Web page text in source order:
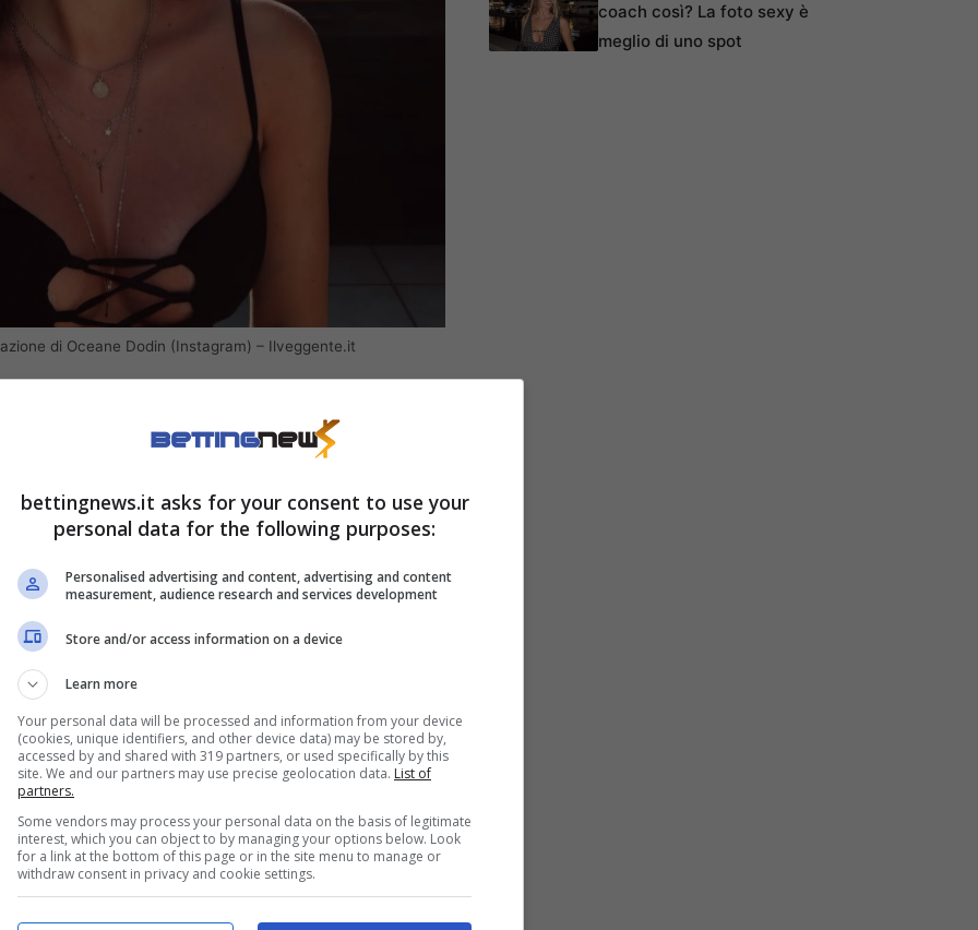
di Oceane Dodin (Instagram) – Ilveggente.it
24 ottobre, era ferma dallo scorso mese di
che da anni le provocavertigini
sintetizzando in toto la natura “invalidante”
per risolvere quest’annosa questione, la
un’altra sfida, stavolta completamente
dimastoplastica additiva. Un desiderio
ragioni sportive.
Oceane Dodin
una
da quando la Dodin ha giocato l’ultima
coach così? La foto sexy è
meglio di uno spot
bettingnews.it asks for your consent to use your
personal data for the following purposes:
Personalised advertising and content, advertising and content
measurement, audience research and services development
Store and/or access information on a device
Learn more
Your personal data will be processed and information from your device
(cookies, unique identifiers, and other device data) may be stored by,
accessed by and shared with 319 partners, or used specifically by this
site. We and our partners may use precise geolocation data. List of
partners.
Some vendors may process your personal data on the basis of legitimate
interest, which you can object to by managing your options below. Look
for a link at the bottom of this page or in the site menu to manage or
withdraw consent in privacy and cookie settings.